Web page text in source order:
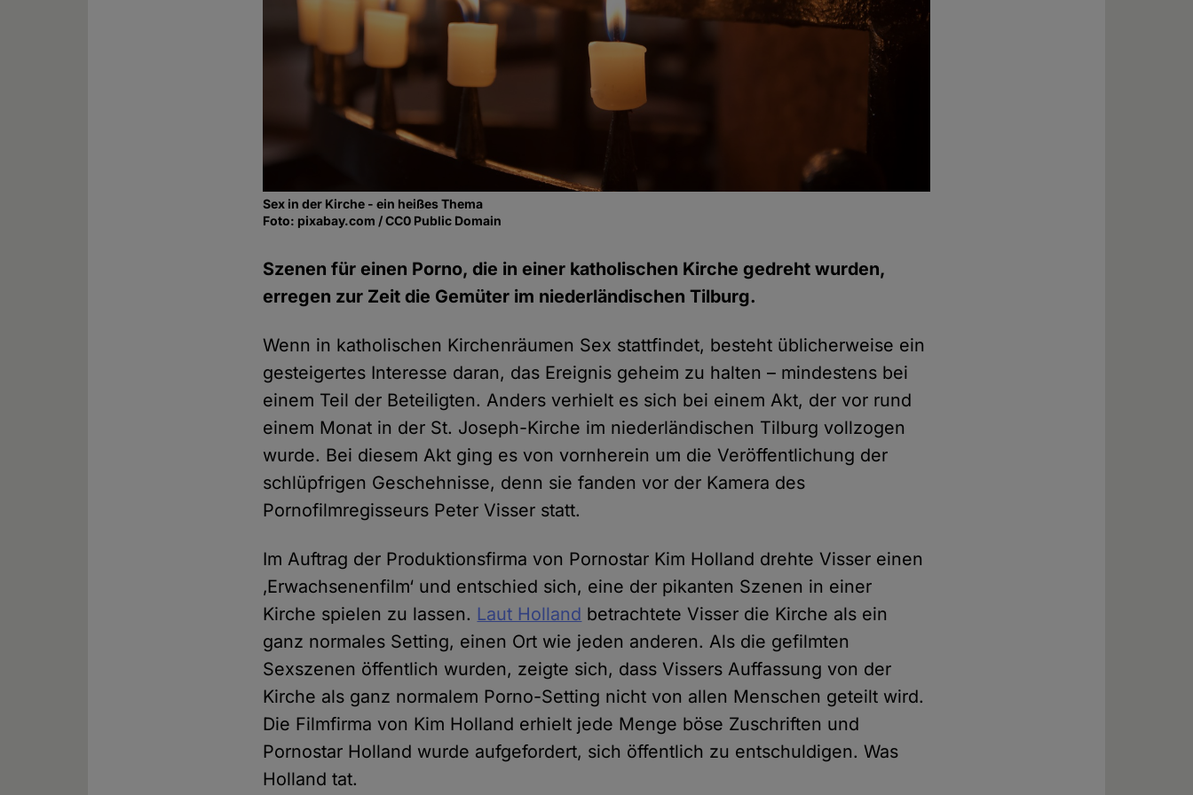
Sex in der Kirche - ein heißes Thema
Foto: pixabay.com / CC0 Public Domain
Szenen für einen Porno, die in einer katholischen Kirche gedreht wurden,
erregen zur Zeit die Gemüter im niederländischen Tilburg.
Wenn in katholischen Kirchenräumen Sex stattfindet, besteht üblicherweise ein
gesteigertes Interesse daran, das Ereignis geheim zu halten – mindestens bei
einem Teil der Beteiligten. Anders verhielt es sich bei einem Akt, der vor rund
einem Monat in der St. Joseph-Kirche im niederländischen Tilburg vollzogen
wurde. Bei diesem Akt ging es von vornherein um die Veröffentlichung der
schlüpfrigen Geschehnisse, denn sie fanden vor der Kamera des
Pornofilmregisseurs Peter Visser statt.
Im Auftrag der Produktionsfirma von Pornostar Kim Holland drehte Visser einen
‚Erwachsenenfilm‘ und entschied sich, eine der pikanten Szenen in einer
Kirche spielen zu lassen. Laut Holland betrachtete Visser die Kirche als ein
ganz normales Setting, einen Ort wie jeden anderen. Als die gefilmten
Sexszenen öffentlich wurden, zeigte sich, dass Vissers Auffassung von der
Kirche als ganz normalem Porno-Setting nicht von allen Menschen geteilt wird.
Die Filmfirma von Kim Holland erhielt jede Menge böse Zuschriften und
Pornostar Holland wurde aufgefordert, sich öffentlich zu entschuldigen. Was
Holland tat.